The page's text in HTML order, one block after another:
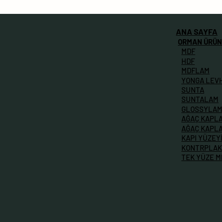
ANA SAYFA
ORMAN
MDF
MDFLAM
HDF
YONGA
SUNTA
SUNTALAM
GLOSSYLAM
AĞAÇ
AĞAÇ
KAPI YÜZEYİ
KONTRPLAK
TEK YÜZE